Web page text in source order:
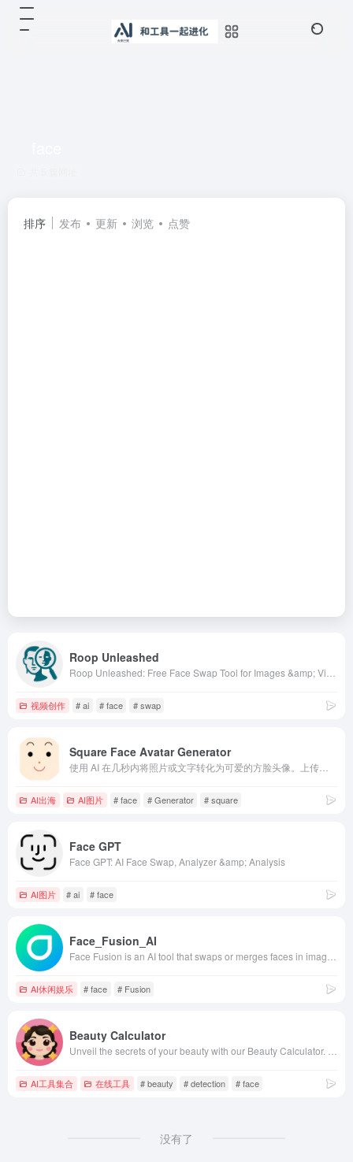
排序 发布 更新 浏览 点赞
Roop Unleashed
视频创作 # ai # face # swap
Square Face Avatar Generator
AI出海 AI图片 # face # Generator # square
Face GPT
Face GPT: AI Face Swap, Analyzer &amp; Analysis
AI图片 # ai # face
Face_Fusion_AI
AI休闲娱乐 # face # Fusion
Beauty Calculator
AI工具集合 在线工具 # beauty # detection # face
没有了